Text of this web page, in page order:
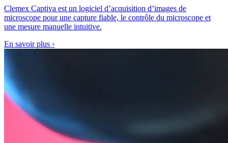
Clemex Captiva est un logiciel d’acquisition d’images de
microscope pour une capture fiable, le contrôle du microscope et
une mesure manuelle intuitive.
En savoir plus ›